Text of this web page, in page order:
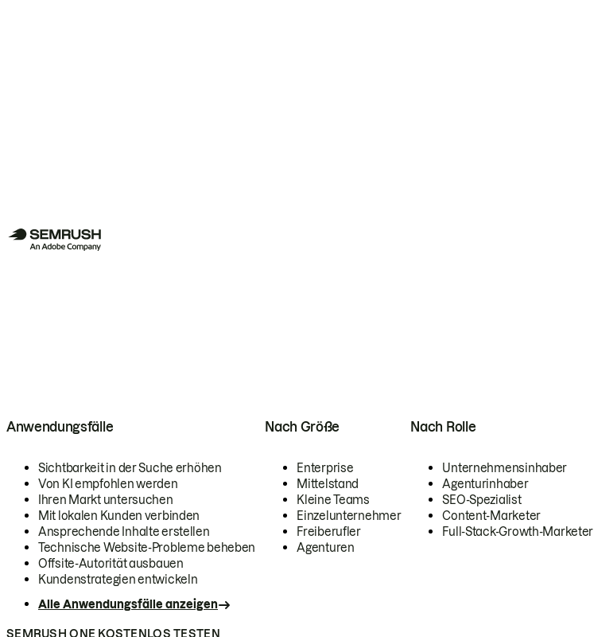
Anwendungsfälle
Sichtbarkeit in der Suche erhöhen
Von KI empfohlen werden
Ihren Markt untersuchen
Mit lokalen Kunden verbinden
Ansprechende Inhalte erstellen
Technische Website-Probleme beheben
Offsite-Autorität ausbauen
Kundenstrategien entwickeln
Alle Anwendungsfälle anzeigen
Nach Größe
Enterprise
Mittelstand
Kleine Teams
Einzelunternehmer
Freiberufler
Agenturen
Nach Rolle
Unternehmensinhaber
Agenturinhaber
SEO-Spezialist
Content-Marketer
Full-Stack-Growth-Marketer
SEMRUSH ONE KOSTENLOS TESTEN